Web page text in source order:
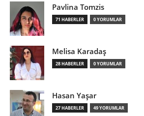
Pavlina Tomzis
71 HABERLER 0 YORUMLAR
Melisa Karadaş
28 HABERLER 0 YORUMLAR
Hasan Yaşar
27 HABERLER 49 YORUMLAR